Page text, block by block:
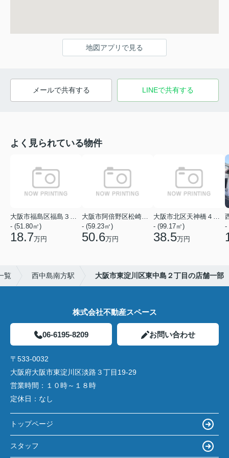
地図アプリで見る
メールで共有する LINEで共有する
よく見られている物件
- (51.80㎡)
18.7万円
- (59.23㎡)
50.6万円
- (99.17㎡)
38.5万円
-
覧 西中島南方駅 大阪市東淀川区東中島２丁目の店舗一部
株式会社不動産スペース
06-6195-8209 お問い合わせ
〒533-0032
大阪府大阪市東淀川区淡路３丁目19-29
営業時間： １０時～１８時
定休日： なし
トップページ
スタッフ